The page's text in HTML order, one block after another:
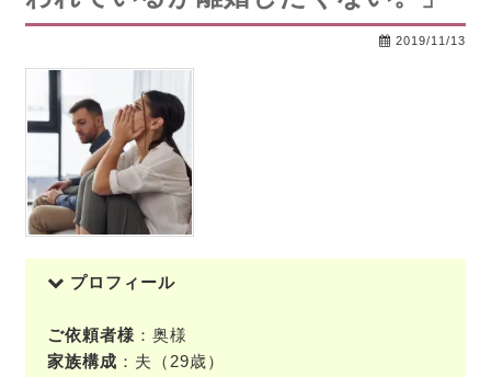
2019/11/13
プロフィール
ご依頼者様 ：奥様
家族構成 ：夫（29歳）